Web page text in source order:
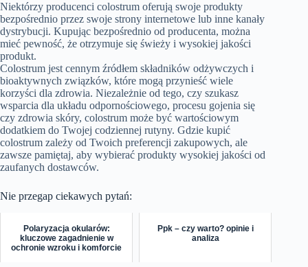
Niektórzy producenci colostrum oferują swoje produkty
bezpośrednio przez swoje strony internetowe lub inne kanały
dystrybucji. Kupując bezpośrednio od producenta, można
mieć pewność, że otrzymuje się świeży i wysokiej jakości
produkt.
Colostrum jest cennym źródłem składników odżywczych i
bioaktywnych związków, które mogą przynieść wiele
korzyści dla zdrowia. Niezależnie od tego, czy szukasz
wsparcia dla układu odpornościowego, procesu gojenia się
czy zdrowia skóry, colostrum może być wartościowym
dodatkiem do Twojej codziennej rutyny. Gdzie kupić
colostrum zależy od Twoich preferencji zakupowych, ale
zawsze pamiętaj, aby wybierać produkty wysokiej jakości od
zaufanych dostawców.
Nie przegap ciekawych pytań:
Polaryzacja okularów:
kluczowe zagadnienie w
ochronie wzroku i komforcie
Ppk – czy warto? opinie i
analiza